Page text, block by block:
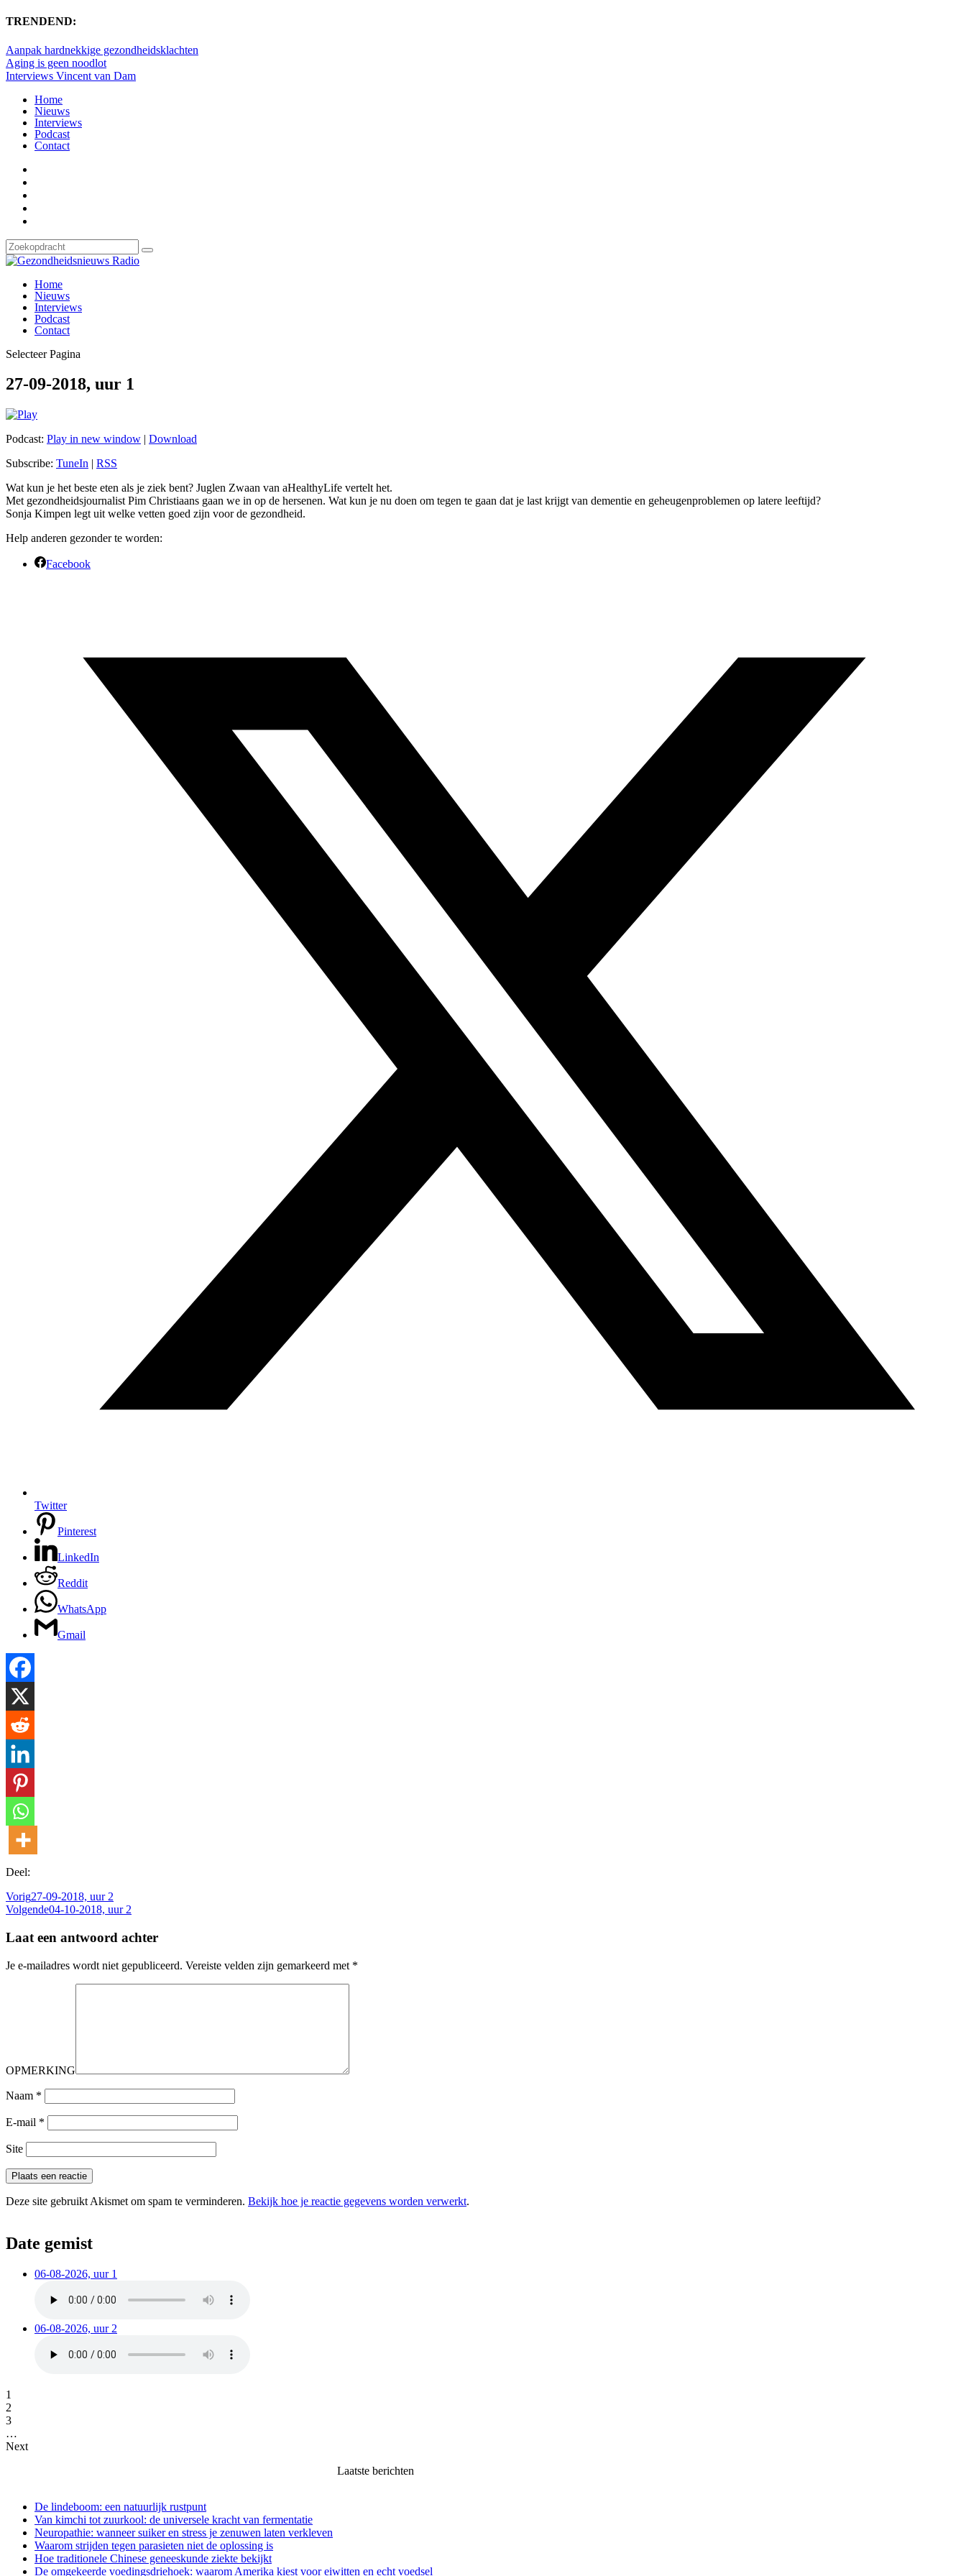
TRENDEND:
Aanpak hardnekkige gezondheidsklachten
Aging is geen noodlot
Interviews Vincent van Dam
Home
Nieuws
Interviews
Podcast
Contact
Home
Nieuws
Interviews
Podcast
Contact
Selecteer Pagina
27-09-2018, uur 1
Podcast: Play in new window | Download
Subscribe: TuneIn | RSS
Wat kun je het beste eten als je ziek bent? Juglen Zwaan van aHealthyLife vertelt het.
Met gezondheidsjournalist Pim Christiaans gaan we in op de hersenen. Wat kun je nu doen om tegen te gaan dat je last krijgt van dementie en geheugenproblemen op latere leeftijd?
Sonja Kimpen legt uit welke vetten goed zijn voor de gezondheid.
Help anderen gezonder te worden:
Facebook
Twitter
Pinterest
LinkedIn
Reddit
WhatsApp
Gmail
Deel:
Vorig27-09-2018, uur 2
Volgende04-10-2018, uur 2
Laat een antwoord achter
Je e-mailadres wordt niet gepubliceerd. Vereiste velden zijn gemarkeerd met *
OPMERKING
Naam *
E-mail *
Site
Deze site gebruikt Akismet om spam te verminderen. Bekijk hoe je reactie gegevens worden verwerkt.
Date gemist
06-08-2026, uur 1
06-08-2026, uur 2
1
2
3
…
Next
Laatste berichten
De lindeboom: een natuurlijk rustpunt
Van kimchi tot zuurkool: de universele kracht van fermentatie
Neuropathie: wanneer suiker en stress je zenuwen laten verkleven
Waarom strijden tegen parasieten niet de oplossing is
Hoe traditionele Chinese geneeskunde ziekte bekijkt
De omgekeerde voedingsdriehoek: waarom Amerika kiest voor eiwitten en echt voedsel